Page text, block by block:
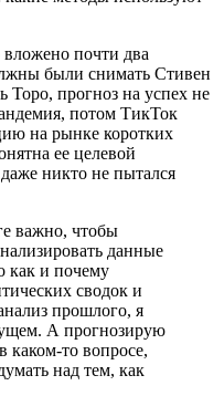
почти два
были снимать Стивен
Торо, прогноз на успех не
потом ТикТок
на рынке коротких
ее целевой
никто не пытался
важно, чтобы
данные
как и почему
сводок и
прошлого, я
А прогнозирую
каком-то вопросе,
над тем, как